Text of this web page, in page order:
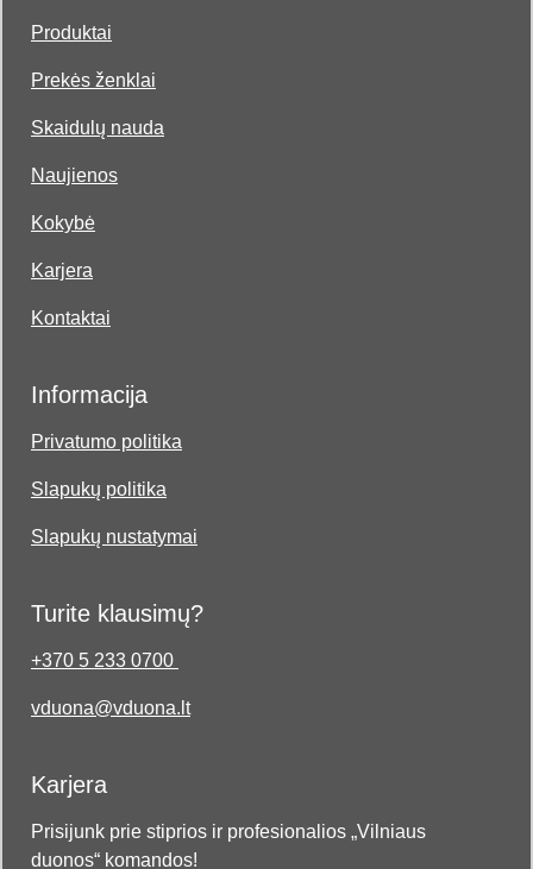
Produktai
Prekės ženklai
Skaidulų nauda
Naujienos
Kokybė
Karjera
Kontaktai
Informacija
Privatumo politika
Slapukų politika
Slapukų nustatymai
Turite klausimų?
+370 5 233 0700
vduona@vduona.lt
Karjera
Prisijunk prie stiprios ir profesionalios „Vilniaus
duonos“ komandos!